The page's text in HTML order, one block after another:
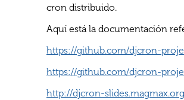
cron distribuido.
Aquí está la documentación
https://github.com/djcron-
https://github.com/djcron-
http://djcron-